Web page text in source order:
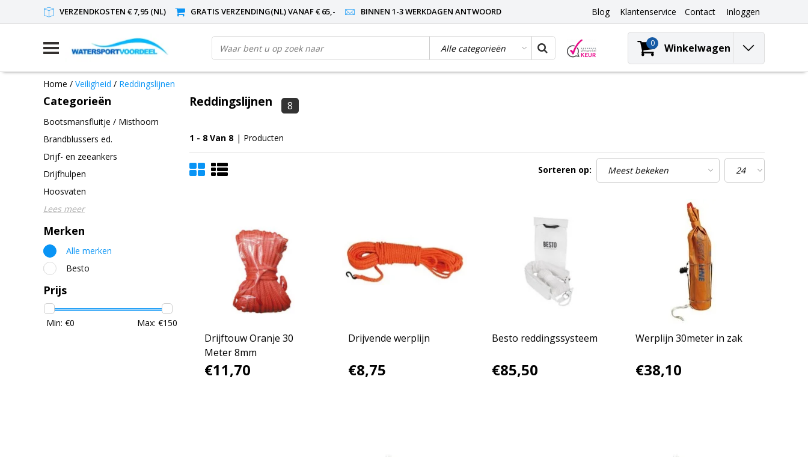
VERZENDKOSTEN € 7,95 (NL) GRATIS VERZENDING(NL) VANAF € 65,- BINNEN 1-3 WERKDAGEN ANTWOORD Blog Klantenservice Contact Inloggen
0 Winkelwagen
Home / Veiligheid / Reddingslijnen
Categorieën
Bootsmansfluitje / Misthoorn
Brandblussers ed.
Drijf- en zeeankers
Drijfhulpen
Hoosvaten
Lees meer
Merken
Alle merken
Besto
Prijs
Min: €0 Max: €150
Reddingslijnen 8
1 - 8 Van 8 | Producten
Sorteren op:
Drijftouw Oranje 30
Meter 8mm
€11,70
Drijvende werplijn
€8,75
Besto reddingssysteem
€85,50
Werplijn 30meter in zak
€38,10